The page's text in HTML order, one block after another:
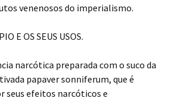
venenosos do imperialismo.
E OS SEUS USOS.
narcótica preparada com o suco da
papaver sonniferum, que é
seus efeitos narcóticos e